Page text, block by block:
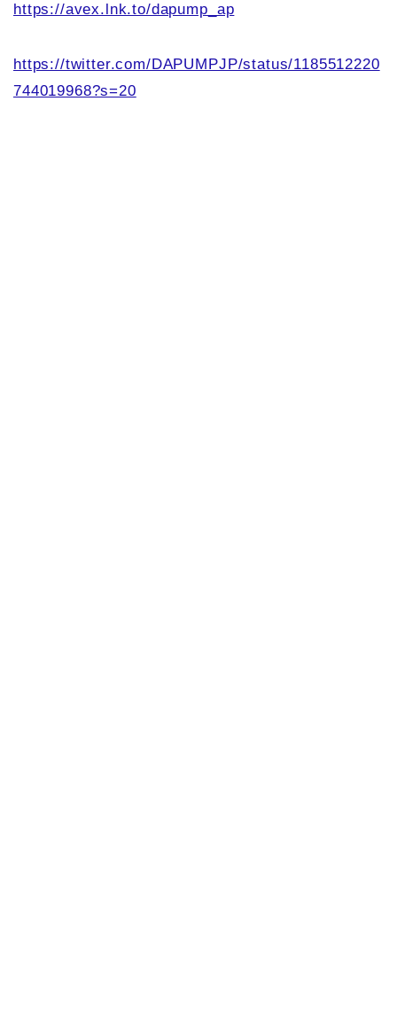
https://avex.lnk.to/dapump_ap
https://twitter.com/DAPUMPJP/status/1185512220
744019968?s=20